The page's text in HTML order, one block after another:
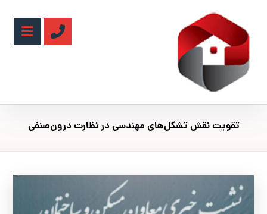
تقویت نقش تشکل‌های مهندسی در نظارت درون‌صنفی